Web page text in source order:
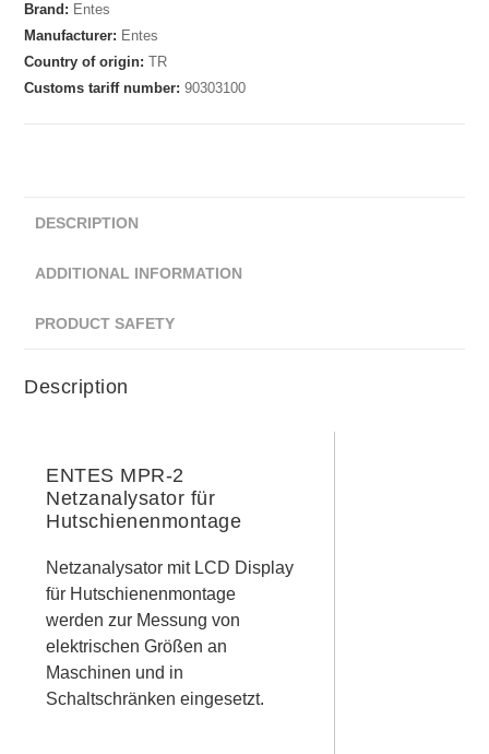
Brand: Entes
Manufacturer: Entes
Country of origin:TR
Customs tariff number:90303100
DESCRIPTION
ADDITIONAL INFORMATION
PRODUCT SAFETY
Description
ENTES MPR-2
Netzanalysator für
Hutschienenmontage
Netzanalysator mit LCD Display
für Hutschienenmontage
werden zur Messung von
elektrischen Größen an
Maschinen und in
Schaltschränken eingesetzt.